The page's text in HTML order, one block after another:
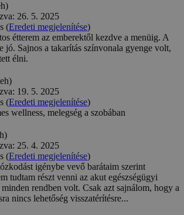
26. 5. 2025
(Eredeti megjelenítése)
étterem az emberektől kezdve a menüig. A
jó. Sajnos a takarítás színvonala gyenge volt,
élni.
19. 5. 2025
(Eredeti megjelenítése)
wellness, melegség a szobában
25. 4. 2025
(Eredeti megjelenítése)
igénybe vevő barátaim szerint
tudtam részt venni az akut egészségügyi
rendben volt. Csak azt sajnálom, hogy a
nincs lehetőség visszatérítésre...